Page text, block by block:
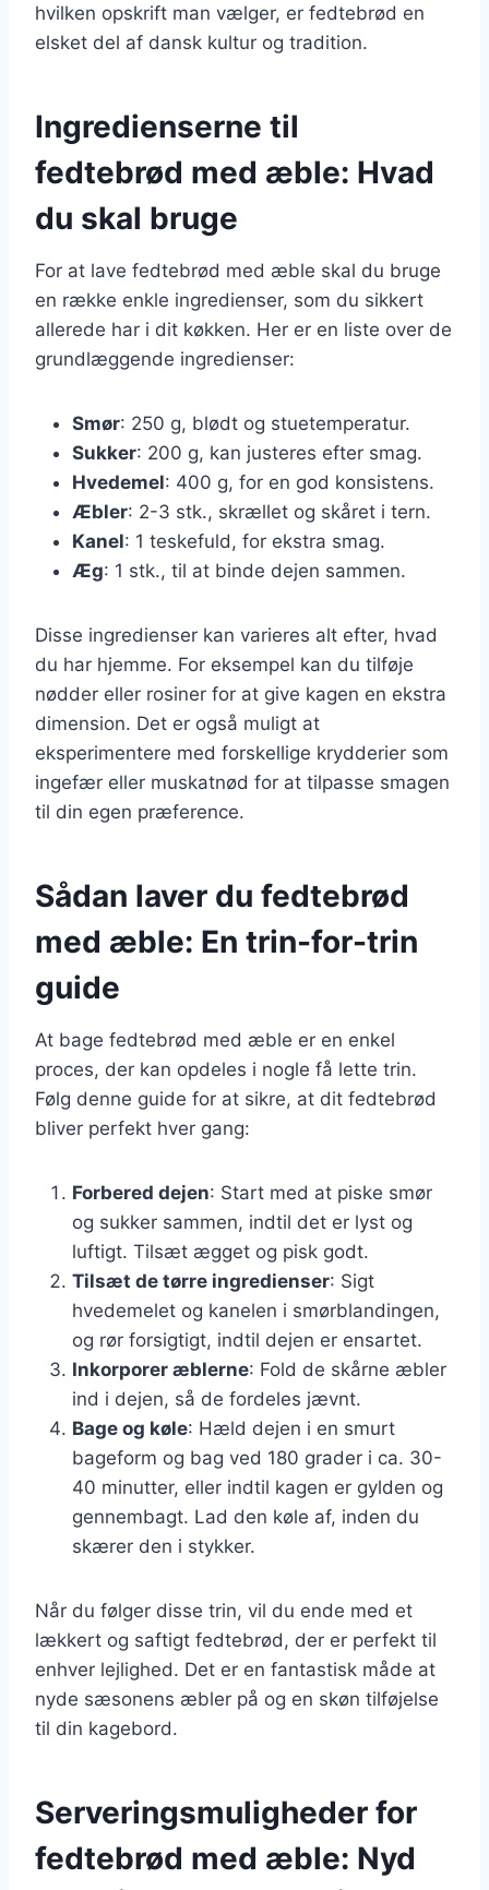
hvilken opskrift man vælger, er fedtebrød en
elsket del af dansk kultur og tradition.
Ingredienserne til
fedtebrød med æble: Hvad
du skal bruge
For at lave fedtebrød med æble skal du bruge
en række enkle ingredienser, som du sikkert
allerede har i dit køkken. Her er en liste over de
grundlæggende ingredienser:
Smør: 250 g, blødt og stuetemperatur.
Sukker: 200 g, kan justeres efter smag.
Hvedemel: 400 g, for en god konsistens.
Æbler: 2-3 stk., skrællet og skåret i tern.
Kanel: 1 teskefuld, for ekstra smag.
Æg: 1 stk., til at binde dejen sammen.
Disse ingredienser kan varieres alt efter, hvad
du har hjemme. For eksempel kan du tilføje
nødder eller rosiner for at give kagen en ekstra
dimension. Det er også muligt at
eksperimentere med forskellige krydderier som
ingefær eller muskatnød for at tilpasse smagen
til din egen præference.
Sådan laver du fedtebrød
med æble: En trin-for-trin
guide
At bage fedtebrød med æble er en enkel
proces, der kan opdeles i nogle få lette trin.
Følg denne guide for at sikre, at dit fedtebrød
bliver perfekt hver gang:
Forbered dejen: Start med at piske smør
og sukker sammen, indtil det er lyst og
luftigt. Tilsæt ægget og pisk godt.
Tilsæt de tørre ingredienser: Sigt
hvedemelet og kanelen i smørblandingen,
og rør forsigtigt, indtil dejen er ensartet.
Inkorporer æblerne: Fold de skårne æbler
ind i dejen, så de fordeles jævnt.
Bage og køle: Hæld dejen i en smurt
bageform og bag ved 180 grader i ca. 30-
40 minutter, eller indtil kagen er gylden og
gennembagt. Lad den køle af, inden du
skærer den i stykker.
Når du følger disse trin, vil du ende med et
lækkert og saftigt fedtebrød, der er perfekt til
enhver lejlighed. Det er en fantastisk måde at
nyde sæsonens æbler på og en skøn tilføjelse
til din kagebord.
Serveringsmuligheder for
fedtebrød med æble: Nyd